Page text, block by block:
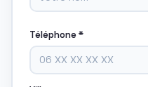
Téléphone *